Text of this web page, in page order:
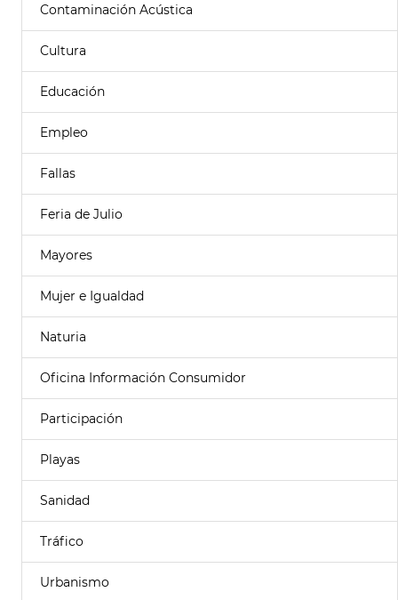
Contaminación Acústica
Cultura
Educación
Empleo
Fallas
Feria de Julio
Mayores
Mujer e Igualdad
Naturia
Oficina Información Consumidor
Participación
Playas
Sanidad
Tráfico
Urbanismo